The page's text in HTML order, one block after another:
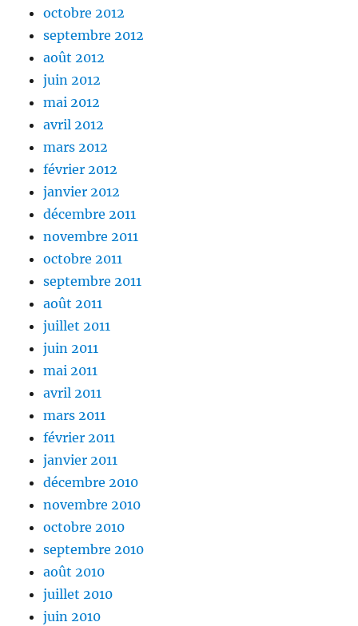
octobre 2012
septembre 2012
août 2012
juin 2012
mai 2012
avril 2012
mars 2012
février 2012
janvier 2012
décembre 2011
novembre 2011
octobre 2011
septembre 2011
août 2011
juillet 2011
juin 2011
mai 2011
avril 2011
mars 2011
février 2011
janvier 2011
décembre 2010
novembre 2010
octobre 2010
septembre 2010
août 2010
juillet 2010
juin 2010